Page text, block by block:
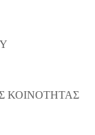
ΚΟΙΝΟΤΗΤΑΣ